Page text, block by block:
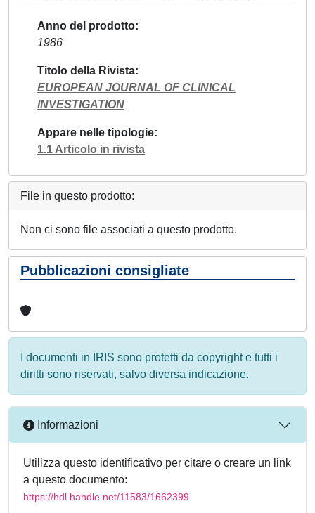
Anno del prodotto
1986
Titolo della Rivista
EUROPEAN JOURNAL OF CLINICAL
INVESTIGATION
Appare nelle tipologie
1.1 Articolo in rivista
File in questo prodotto:
Non ci sono file associati a questo prodotto.
Pubblicazioni consigliate
I documenti in IRIS sono protetti da copyright e tutti i
diritti sono riservati, salvo diversa indicazione.
Informazioni
Utilizza questo identificativo per citare o creare un link
a questo documento:
https://hdl.handle.net/11583/1662399